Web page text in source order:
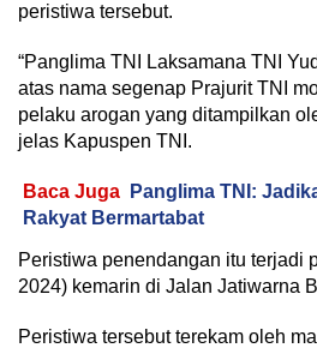
peristiwa tersebut.
“Panglima TNI Laksamana TNI
atas nama segenap Prajurit TNI
pelaku arogan yang ditampilkan
jelas Kapuspen TNI.
Baca Juga
Panglima TNI:
Rakyat Bermartabat
Peristiwa penendangan itu terjadi
2024) kemarin di Jalan Jatiwarna
Peristiwa tersebut terekam oleh